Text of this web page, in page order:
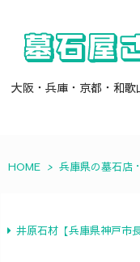
大阪・兵庫・京都・和
HOME > 兵庫県の墓石店
井原石材【兵庫県神戸市